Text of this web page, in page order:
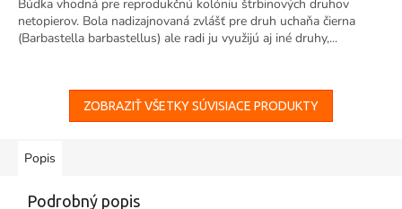
Búdka vhodná pre reprodukčnú kolóniu štrbinových druhov
netopierov. Bola nadizajnovaná zvlášť pre druh uchaňa čierna
(Barbastella barbastellus) ale radi ju využijú aj iné druhy,...
ZOBRAZIŤ VŠETKY SÚVISIACE PRODUKTY
Popis
Podrobný popis